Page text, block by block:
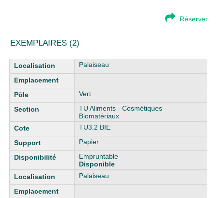
Réserver
EXEMPLAIRES (2)
Liste des exemplaires Palaiseau
Vert
TU Aliments - Cosmétiques -
Biomatériaux
TU3.2 BIE
Papier
Empruntable
Disponible
Palaiseau